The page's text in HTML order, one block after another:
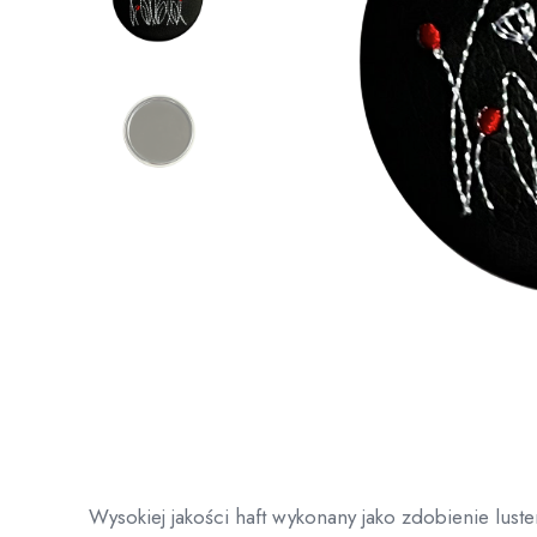
Wysokiej jakości haft wykonany jako zdobienie